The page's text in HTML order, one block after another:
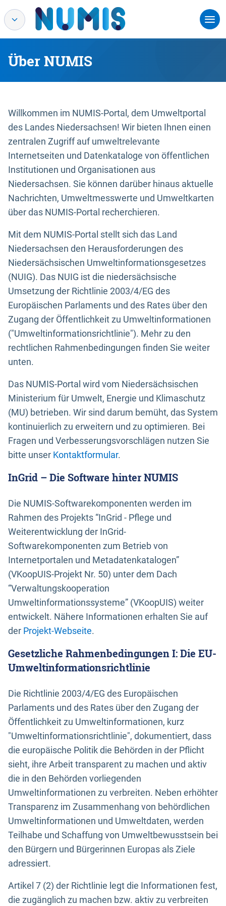
Über NUMIS
Willkommen im NUMIS-Portal, dem Umweltportal
des Landes Niedersachsen! Wir bieten Ihnen einen
zentralen Zugriff auf umweltrelevante
Internetseiten und Datenkataloge von öffentlichen
Institutionen und Organisationen aus
Niedersachsen. Sie können darüber hinaus aktuelle
Nachrichten, Umweltmesswerte und Umweltkarten
über das NUMIS-Portal recherchieren.
Mit dem NUMIS-Portal stellt sich das Land
Niedersachsen den Herausforderungen des
Niedersächsischen Umweltinformationsgesetzes
(NUIG). Das NUIG ist die niedersächsische
Umsetzung der Richtlinie 2003/4/EG des
Europäischen Parlaments und des Rates über den
Zugang der Öffentlichkeit zu Umweltinformationen
("Umweltinformationsrichtlinie"). Mehr zu den
rechtlichen Rahmenbedingungen finden Sie weiter
unten.
Das NUMIS-Portal wird vom Niedersächsischen
Ministerium für Umwelt, Energie und Klimaschutz
(MU) betrieben. Wir sind darum bemüht, das System
kontinuierlich zu erweitern und zu optimieren. Bei
Fragen und Verbesserungsvorschlägen nutzen Sie
bitte unser Kontaktformular.
InGrid – Die Software hinter NUMIS
Die NUMIS-Softwarekomponenten werden im
Rahmen des Projekts “InGrid - Pflege und
Weiterentwicklung der InGrid-
Softwarekomponenten zum Betrieb von
Internetportalen und Metadatenkatalogen”
(VKoopUIS-Projekt Nr. 50) unter dem Dach
“Verwaltungskooperation
Umweltinformationssysteme” (VKoopUIS) weiter
entwickelt. Nähere Informationen erhalten Sie auf
der Projekt-Webseite.
Gesetzliche Rahmenbedingungen I: Die EU-
Umweltinformationsrichtlinie
Die Richtlinie 2003/4/EG des Europäischen
Parlaments und des Rates über den Zugang der
Öffentlichkeit zu Umweltinformationen, kurz
"Umweltinformationsrichtlinie", dokumentiert, dass
die europäische Politik die Behörden in der Pflicht
sieht, ihre Arbeit transparent zu machen und aktiv
die in den Behörden vorliegenden
Umweltinformationen zu verbreiten. Neben erhöhter
Transparenz im Zusammenhang von behördlichen
Umweltinformationen und Umweltdaten, werden
Teilhabe und Schaffung von Umweltbewusstsein bei
den Bürgern und Bürgerinnen Europas als Ziele
adressiert.
Artikel 7 (2) der Richtlinie legt die Informationen fest,
die zugänglich zu machen bzw. aktiv zu verbreiten